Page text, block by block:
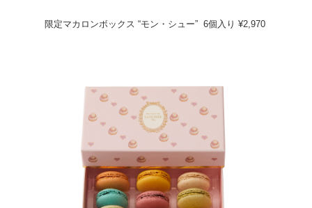
限定マカロンボックス “モン・シュー” 6個入り ¥2,970